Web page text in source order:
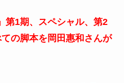
第1期、スペシャル、第2
の脚本を岡田惠和さんが